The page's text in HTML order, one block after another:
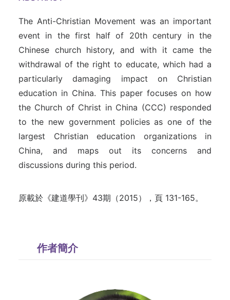
The Anti-Christian Movement was an important
event in the first half of 20th century in the
Chinese church history, and with it came the
withdrawal of the right to educate, which had a
particularly damaging impact on Christian
education in China. This paper focuses on how
the Church of Christ in China (CCC) responded
to the new government policies as one of the
largest Christian education organizations in
China, and maps out its concerns and
discussions during this period.
原載於《建道學刊》43期（2015），頁 131-165。
作者簡介